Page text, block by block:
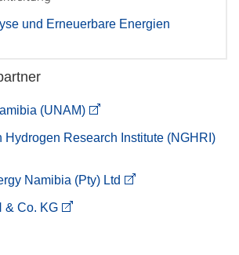
und Erneuerbare Energien
(UNAM)
Hydrogen Research Institute (NGHRI)
Namibia (Pty) Ltd
& Co. KG